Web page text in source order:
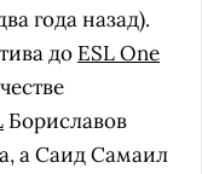
года назад).
до ESL One
Бориславов
а Саид Самаил